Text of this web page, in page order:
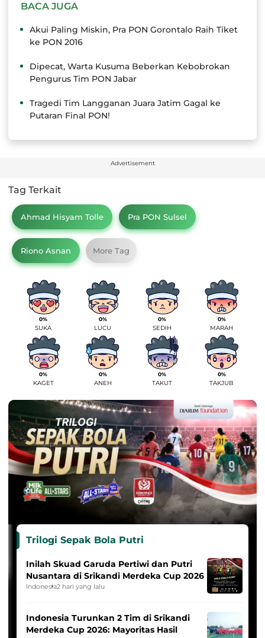
BACA JUGA
Akui Paling Miskin, Pra PON Gorontalo Raih Tiket
ke PON 2016
Dipecat, Warta Kusuma Beberkan Kebobrokan
Pengurus Tim PON Jabar
Tragedi Tim Langganan Juara Jatim Gagal ke
Putaran Final PON!
Advertisement
Tag Terkait
Ahmad Hisyam Tolle Pra PON Sulsel
Riono Asnan More Tag
0%
SUKA
0%
LUCU
0%
SEDIH
0%
MARAH
0%
KAGET
0%
ANEH
0%
TAKUT
0%
TAKJUB
Trilogi Sepak Bola Putri
Inilah Skuad Garuda Pertiwi dan Putri
Nusantara di Srikandi Merdeka Cup 2026
Indonesia2 hari yang lalu
Indonesia Turunkan 2 Tim di Srikandi
Merdeka Cup 2026: Mayoritas Hasil